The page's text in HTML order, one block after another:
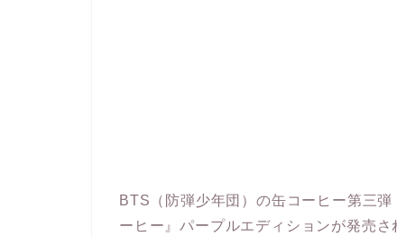
BTS（防弾少年団）の缶コーヒー第三
ーヒー』パープルエディションが発売